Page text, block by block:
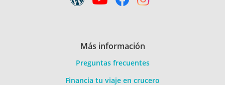
Más información
Preguntas frecuentes
Financia tu viaje en crucero